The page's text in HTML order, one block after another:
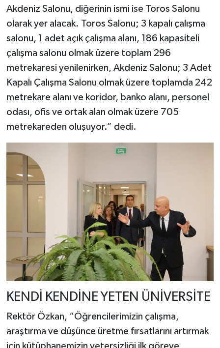
Akdeniz Salonu, diğerinin ismi ise Toros Salonu
olarak yer alacak. Toros Salonu; 3 kapalı çalışma
salonu, 1 adet açık çalışma alanı, 186 kapasiteli
çalışma salonu olmak üzere toplam 296
metrekaresi yenilenirken, Akdeniz Salonu; 3 Adet
Kapalı Çalışma Salonu olmak üzere toplamda 242
metrekare alanı ve koridor, banko alanı, personel
odası, ofis ve ortak alan olmak üzere 705
metrekareden oluşuyor.” dedi.
KENDİ KENDİNE YETEN ÜNİVERSİTE
Rektör Özkan, “Öğrencilerimizin çalışma,
araştırma ve düşünce üretme fırsatlarını artırmak
için kütüphanemizin yetersizliği ilk göreve